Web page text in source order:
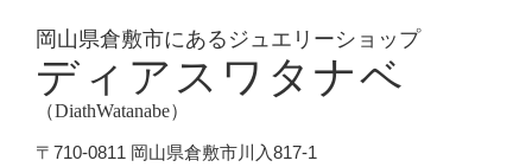
岡山県倉敷市にあるジュエリーショップ
ディアスワタナベ
（DiathWatanabe）
〒710-0811 岡山県倉敷市川入817-1